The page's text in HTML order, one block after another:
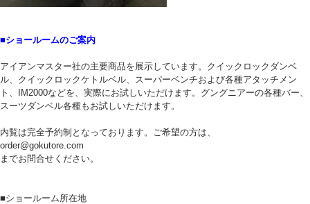
■ショールームのご案内
アイアンマスター社の主要商品を展示しています。クイックロックダンベ
ル、クイックロックケトルベル、スーパーベンチおよび各種アタッチメン
ト、IM2000などを、実際にお試しいただけます。グングニアーの各種バー、
スーツダンベル各種もお試しいただけます。
内覧は完全予約制となっております。ご希望の方は、
order@gokutore.com
までお問合せください。
■ショールーム所在地